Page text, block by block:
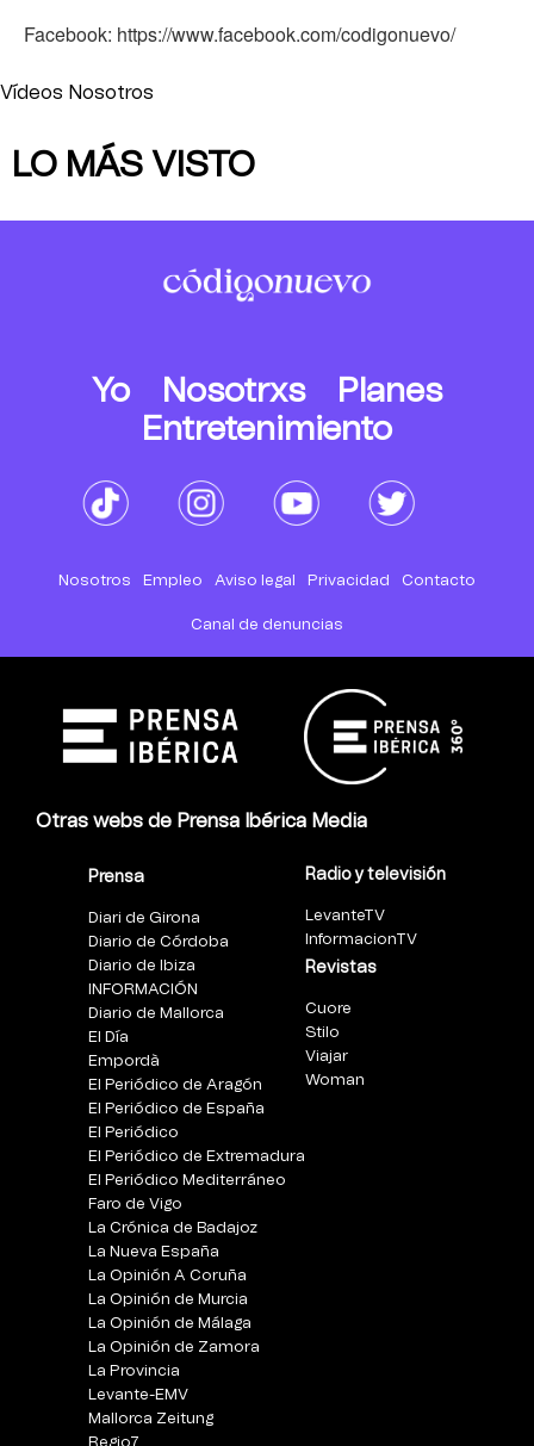
Facebook: https://www.facebook.com/codigonuevo/
Vídeos Nosotros
LO MÁS VISTO
Yo Nosotrxs
Planes
Entretenimiento
Nosotros Empleo Aviso legal Privacidad Contacto
Canal de denuncias
Otras webs de Prensa Ibérica Media
Prensa
Diari de Girona
Diario de Córdoba
Diario de Ibiza
INFORMACIÓN
Diario de Mallorca
El Día
Empordà
El Periódico de Aragón
El Periódico de España
El Periódico
El Periódico de Extremadura
El Periódico Mediterráneo
Faro de Vigo
La Crónica de Badajoz
La Nueva España
La Opinión A Coruña
La Opinión de Murcia
La Opinión de Málaga
La Opinión de Zamora
La Provincia
Levante-EMV
Mallorca Zeitung
Radio y televisión
LevanteTV
InformacionTV
Revistas
Cuore
Stilo
Viajar
Woman